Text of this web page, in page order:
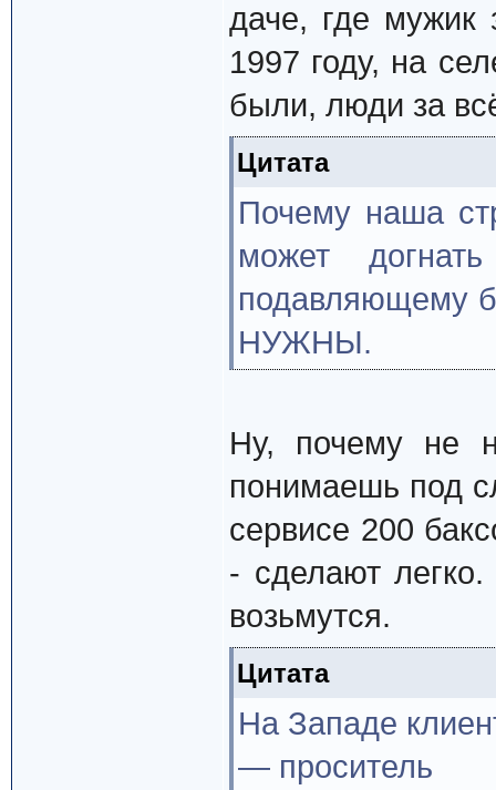
даче, где
1997 году, на
были, люди за
Цитата
Почему наша
может
подавляющему
НУЖНЫ.
Ну, почему не
понимаешь под
сервисе 200
- сделают
возьмутся.
Цитата
На Западе
— проситель